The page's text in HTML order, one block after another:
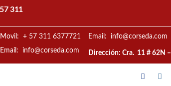
311
Movil: + 57 311 6377721
Email: info@corseda.com
Email: info@corseda.com
Dirección: Cra. 11 # 62N